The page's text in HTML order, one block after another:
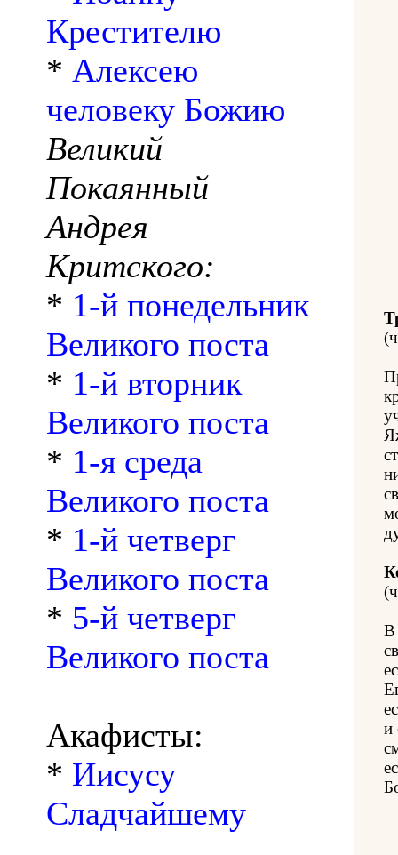
Крестителю
* Алексею
человеку Божию
Великий
Покаянный
Андрея
Критского:
* 1-й понедельник
Великого поста
* 1-й вторник
Великого поста
* 1-я среда
Великого поста
* 1-й четверг
Великого поста
* 5-й четверг
Великого поста
Акафисты:
* Иисусу
Сладчайшему
В
и